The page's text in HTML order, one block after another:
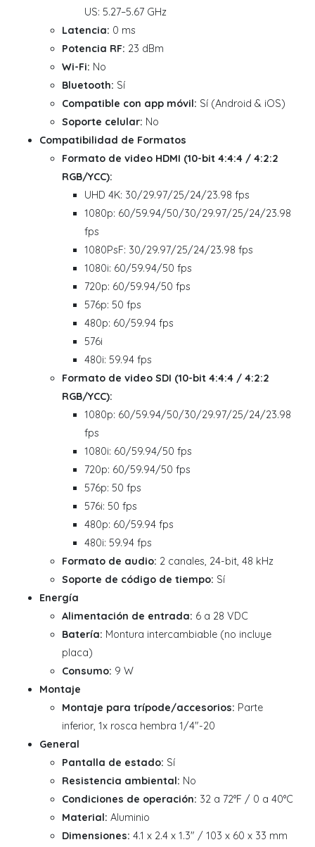
US: 5.27–5.67 GHz
Latencia: 0 ms
Potencia RF: 23 dBm
Wi-Fi: No
Bluetooth: Sí
Compatible con app móvil: Sí (Android & iOS)
Soporte celular: No
Compatibilidad de Formatos
Formato de video HDMI (10-bit 4:4:4 / 4:2:2
RGB/YCC):
UHD 4K: 30/29.97/25/24/23.98 fps
1080p: 60/59.94/50/30/29.97/25/24/23.98
fps
1080PsF: 30/29.97/25/24/23.98 fps
1080i: 60/59.94/50 fps
720p: 60/59.94/50 fps
576p: 50 fps
480p: 60/59.94 fps
576i
480i: 59.94 fps
Formato de video SDI (10-bit 4:4:4 / 4:2:2
RGB/YCC):
1080p: 60/59.94/50/30/29.97/25/24/23.98
fps
1080i: 60/59.94/50 fps
720p: 60/59.94/50 fps
576p: 50 fps
576i: 50 fps
480p: 60/59.94 fps
480i: 59.94 fps
Formato de audio: 2 canales, 24-bit, 48 kHz
Soporte de código de tiempo: Sí
Energía
Alimentación de entrada: 6 a 28 VDC
Batería: Montura intercambiable (no incluye
placa)
Consumo: 9 W
Montaje
Montaje para trípode/accesorios: Parte
inferior, 1x rosca hembra 1/4"-20
General
Pantalla de estado: Sí
Resistencia ambiental: No
Condiciones de operación: 32 a 72°F / 0 a 40°C
Material: Aluminio
Dimensiones: 4.1 x 2.4 x 1.3" / 103 x 60 x 33 mm